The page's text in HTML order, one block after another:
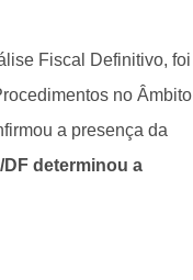
Fiscal Definitivo, foi
no Âmbito
a presença da
determinou a